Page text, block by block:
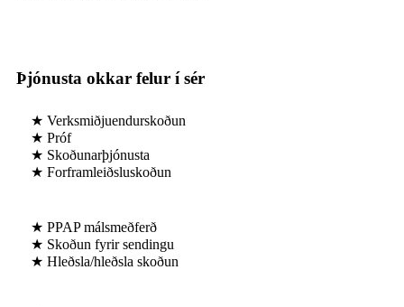
Þjónusta okkar felur í sér
★ Verksmiðjuendurskoðun
★ Próf
★ Skoðunarþjónusta
★ Forframleiðsluskoðun
★ PPAP málsmeðferð
★ Skoðun fyrir sendingu
★ Hleðsla/hleðsla skoðun